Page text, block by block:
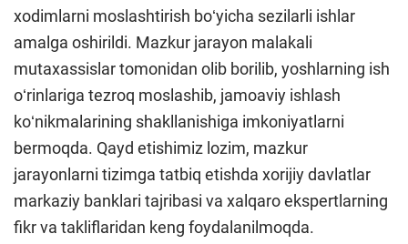
xodimlarni moslashtirish boʻyicha sezilarli ishlar
amalga oshirildi. Mazkur jarayon malakali
mutaxassislar tomonidan olib borilib, yoshlarning ish
oʻrinlariga tezroq moslashib, jamoaviy ishlash
koʻnikmalarining shakllanishiga imkoniyatlarni
bermoqda. Qayd etishimiz lozim, mazkur
jarayonlarni tizimga tatbiq etishda xorijiy davlatlar
markaziy banklari tajribasi va xalqaro ekspertlarning
fikr va takliflaridan keng foydalanilmoqda.